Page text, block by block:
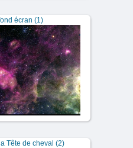
écran (1)
Tête de cheval (2)